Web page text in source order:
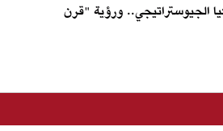
الجيوستراتيجي.. ورؤية "قرن